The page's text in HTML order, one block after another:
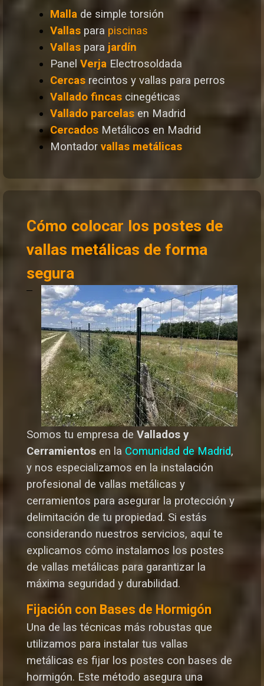
Malla de simple torsión
Vallas para piscinas
Vallas para jardín
Panel Verja Electrosoldada
Cercas recintos y vallas para perros
Vallado fincas cinegéticas
Vallado parcelas en Madrid
Cercados Metálicos en Madrid
Montador vallas metálicas
Cómo colocar los postes de
vallas metálicas de forma
segura
Somos tu empresa de Vallados y
Cerramientos en la Comunidad de Madrid,
y nos especializamos en la instalación
profesional de vallas metálicas y
cerramientos para asegurar la protección y
delimitación de tu propiedad. Si estás
considerando nuestros servicios, aquí te
explicamos cómo instalamos los postes
de vallas metálicas para garantizar la
máxima seguridad y durabilidad.
Fijación con Bases de Hormigón
Una de las técnicas más robustas que
utilizamos para instalar tus vallas
metálicas es fijar los postes con bases de
hormigón. Este método asegura una